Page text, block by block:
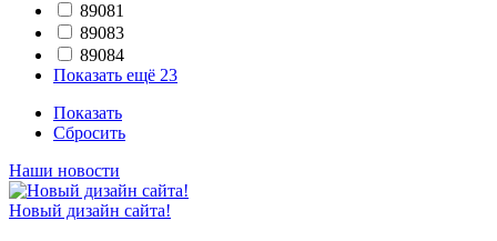
89081
89083
89084
Показать ещё 23
Показать
Сбросить
Наши новости
Новый дизайн сайта!